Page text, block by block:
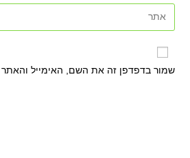
שמור בדפדפן זה את השם, האימייל